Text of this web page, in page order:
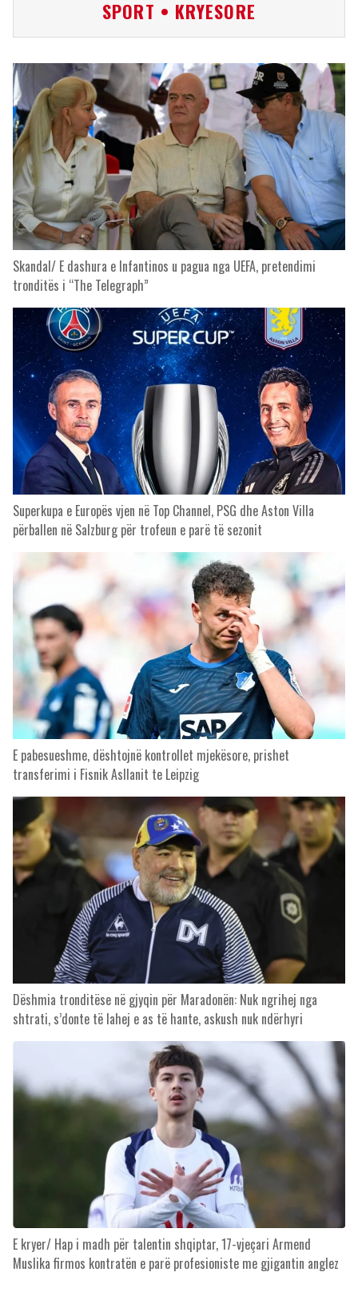
SPORT • KRYESORE
Skandal/ E dashura e Infantinos u pagua nga UEFA, pretendimi
tronditës i “The Telegraph”
Superkupa e Europës vjen në Top Channel, PSG dhe Aston Villa
përballen në Salzburg për trofeun e parë të sezonit
E pabesueshme, dështojnë kontrollet mjekësore, prishet
transferimi i Fisnik Asllanit te Leipzig
Dëshmia tronditëse në gjyqin për Maradonën: Nuk ngrihej nga
shtrati, s’donte të lahej e as të hante, askush nuk ndërhyri
E kryer/ Hap i madh për talentin shqiptar, 17-vjeçari Armend
Muslika firmos kontratën e parë profesioniste me gjigantin anglez